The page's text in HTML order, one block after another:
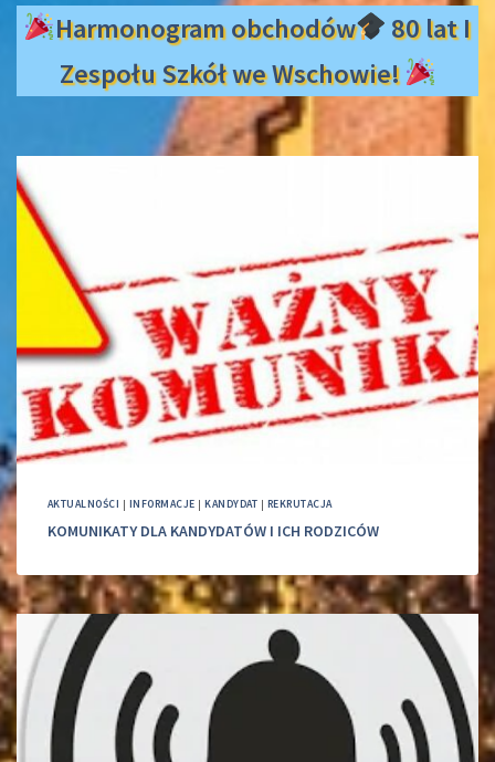
Harmonogram obchodów
80 lat I
Zespołu Szkół we Wschowie!
AKTUALNOŚCI | INFORMACJE |KANDYDAT | REKRUTACJA
KOMUNIKATY DLA KANDYDATÓW I ICH RODZICÓW